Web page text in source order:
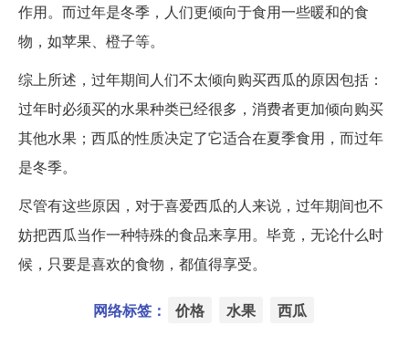
作用。而过年是冬季，人们更倾向于食用一些暖和的食
物，如苹果、橙子等。
综上所述，过年期间人们不太倾向购买西瓜的原因包括：
过年时必须买的水果种类已经很多，消费者更加倾向购买
其他水果；西瓜的性质决定了它适合在夏季食用，而过年
是冬季。
尽管有这些原因，对于喜爱西瓜的人来说，过年期间也不
妨把西瓜当作一种特殊的食品来享用。毕竟，无论什么时
候，只要是喜欢的食物，都值得享受。
网络标签： 价格 水果 西瓜